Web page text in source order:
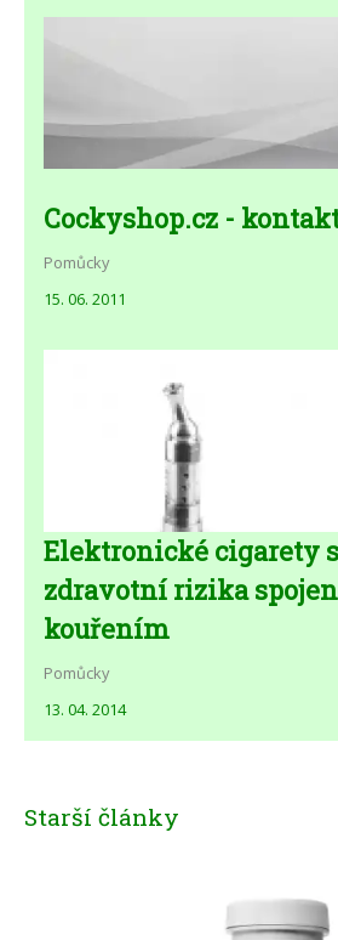
Cockyshop.cz -
Pomůcky
15. 06. 2011
Elektronické cigarety
zdravotní rizika
kouřením
Pomůcky
13. 04. 2014
Starší články